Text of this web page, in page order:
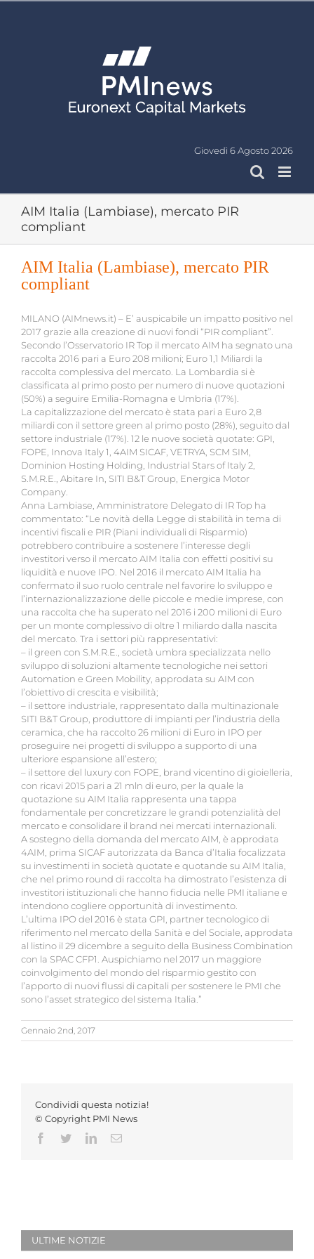
Giovedì 6 Agosto 2026
AIM Italia (Lambiase), mercato PIR
compliant
AIM Italia (Lambiase), mercato PIR
compliant
MILANO (AIMnews.it) – E’ auspicabile un impatto positivo nel
2017 grazie alla creazione di nuovi fondi “PIR compliant”.
Secondo l’Osservatorio IR Top il mercato AIM ha segnato una
raccolta 2016 pari a Euro 208 milioni; Euro 1,1 Miliardi la
raccolta complessiva del mercato. La Lombardia si è
classificata al primo posto per numero di nuove quotazioni
(50%) a seguire Emilia-Romagna e Umbria (17%).
La capitalizzazione del mercato è stata pari a Euro 2,8
miliardi con il settore green al primo posto (28%), seguito dal
settore industriale (17%). 12 le nuove società quotate: GPI,
FOPE, Innova Italy 1, 4AIM SICAF, VETRYA, SCM SIM,
Dominion Hosting Holding, Industrial Stars of Italy 2,
S.M.R.E., Abitare In, SITI B&T Group, Energica Motor
Company.
Anna Lambiase, Amministratore Delegato di IR Top ha
commentato: “Le novità della Legge di stabilità in tema di
incentivi fiscali e PIR (Piani individuali di Risparmio)
potrebbero contribuire a sostenere l’interesse degli
investitori verso il mercato AIM Italia con effetti positivi su
liquidità e nuove IPO. Nel 2016 il mercato AIM Italia ha
confermato il suo ruolo centrale nel favorire lo sviluppo e
l’internazionalizzazione delle piccole e medie imprese, con
una raccolta che ha superato nel 2016 i 200 milioni di Euro
per un monte complessivo di oltre 1 miliardo dalla nascita
del mercato. Tra i settori più rappresentativi:
– il green con S.M.R.E., società umbra specializzata nello
sviluppo di soluzioni altamente tecnologiche nei settori
Automation e Green Mobility, approdata su AIM con
l’obiettivo di crescita e visibilità;
– il settore industriale, rappresentato dalla multinazionale
SITI B&T Group, produttore di impianti per l’industria della
ceramica, che ha raccolto 26 milioni di Euro in IPO per
proseguire nei progetti di sviluppo a supporto di una
ulteriore espansione all’estero;
– il settore del luxury con FOPE, brand vicentino di gioielleria,
con ricavi 2015 pari a 21 mln di euro, per la quale la
quotazione su AIM Italia rappresenta una tappa
fondamentale per concretizzare le grandi potenzialità del
mercato e consolidare il brand nei mercati internazionali.
A sostegno della domanda del mercato AIM, è approdata
4AIM, prima SICAF autorizzata da Banca d’Italia focalizzata
su investimenti in società quotate e quotande su AIM Italia,
che nel primo round di raccolta ha dimostrato l’esistenza di
investitori istituzionali che hanno fiducia nelle PMI italiane e
intendono cogliere opportunità di investimento.
L’ultima IPO del 2016 è stata GPI, partner tecnologico di
riferimento nel mercato della Sanità e del Sociale, approdata
al listino il 29 dicembre a seguito della Business Combination
con la SPAC CFP1. Auspichiamo nel 2017 un maggiore
coinvolgimento del mondo del risparmio gestito con
l’apporto di nuovi flussi di capitali per sostenere le PMI che
sono l’asset strategico del sistema Italia.”
Gennaio 2nd, 2017
Condividi questa notizia!
© Copyright PMI News
Facebook
TwitterLinkedInEmail
ULTIME NOTIZIE